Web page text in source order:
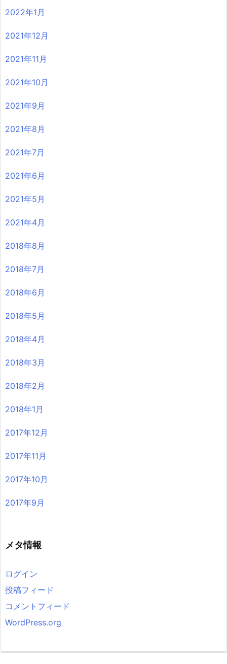
2022年1月
2021年12月
2021年11月
2021年10月
2021年9月
2021年8月
2021年7月
2021年6月
2021年5月
2021年4月
2018年8月
2018年7月
2018年6月
2018年5月
2018年4月
2018年3月
2018年2月
2018年1月
2017年12月
2017年11月
2017年10月
2017年9月
メタ情報
ログイン
投稿フィード
コメントフィード
WordPress.org